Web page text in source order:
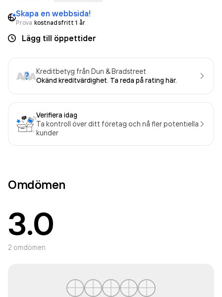
Skapa en webbsida!
Prova kostnadsfritt 1 år
Lägg till öppettider
Kreditbetyg från Dun & Bradstreet
Okänd kreditvärdighet. Ta reda på rating här.
Verifiera idag
Ta kontroll över ditt företag och nå fler potentiella
kunder
Omdömen
3.0
2 omdömen